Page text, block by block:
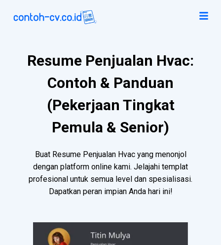
Resume Penjualan Hvac:
Contoh & Panduan
(Pekerjaan Tingkat
Pemula & Senior)
Buat Resume Penjualan Hvac yang menonjol
dengan platform online kami. Jelajahi templat
profesional untuk semua level dan spesialisasi.
Dapatkan peran impian Anda hari ini!